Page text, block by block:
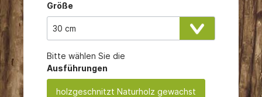
Größe
Bitte wählen Sie die
Ausführungen
holzgeschnitzt Naturholz gewachst